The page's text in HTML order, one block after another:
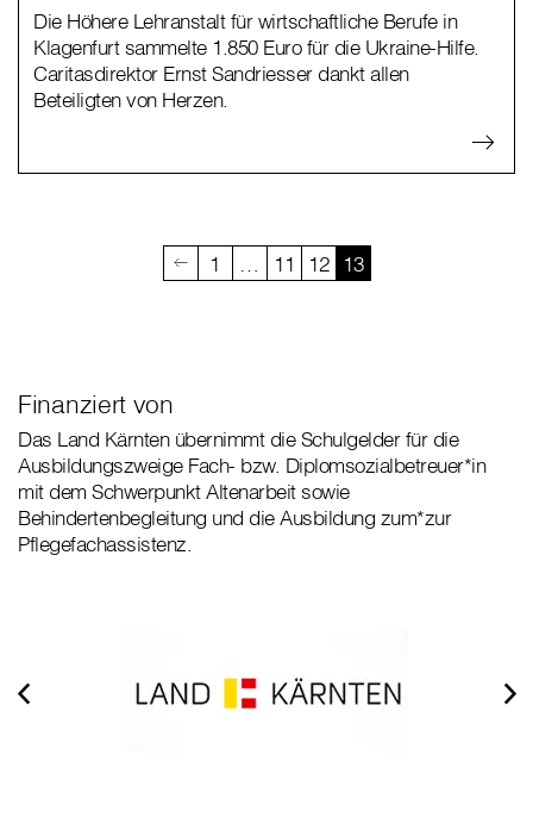
Die Höhere Lehranstalt für wirtschaftliche Berufe in
Klagenfurt sammelte 1.850 Euro für die Ukraine-Hilfe.
Caritasdirektor Ernst Sandriesser dankt allen
Beteiligten von Herzen.
1 11 12 13
Finanziert von
Das Land Kärnten übernimmt die Schulgelder für die
Ausbildungszweige Fach- bzw. Diplomsozialbetreuer*in
mit dem Schwerpunkt Altenarbeit sowie
Behindertenbegleitung und die Ausbildung zum*zur
Pflegefachassistenz.